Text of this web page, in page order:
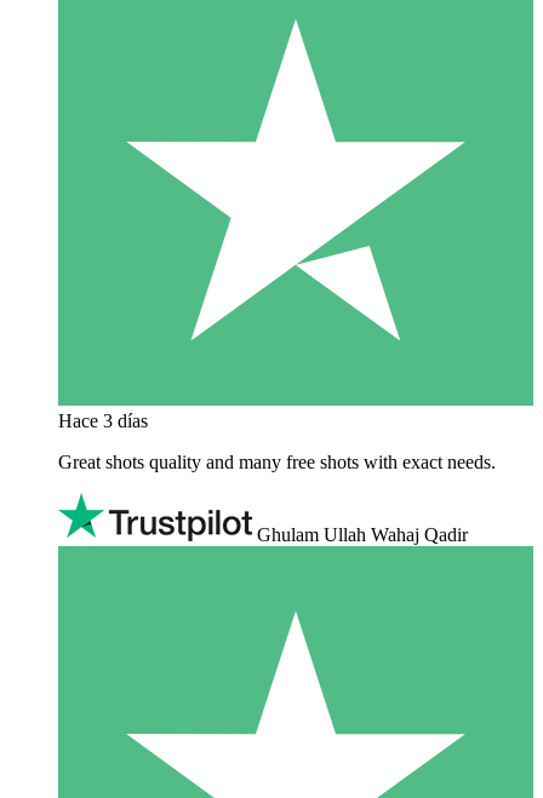
Hace 3 días
Great shots quality and many free shots with exact needs.
Ghulam Ullah Wahaj Qadir